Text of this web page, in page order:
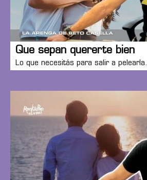
Que sepan quererte bien
Lo que necesitás para salir a pelearla.